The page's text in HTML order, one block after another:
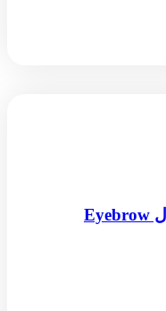
ژل تثبیت کننده ابرو سریتا مدل Eyebrow